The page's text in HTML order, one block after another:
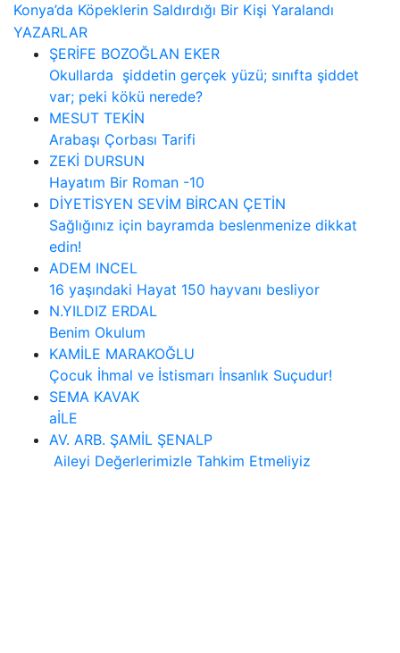
Konya’da Köpeklerin Saldırdığı Bir Kişi Yaralandı
YAZARLAR
ŞERİFE BOZOĞLAN EKER
Okullarda şiddetin gerçek yüzü; sınıfta şiddet
var; peki kökü nerede?
MESUT TEKİN
Arabaşı Çorbası Tarifi
ZEKİ DURSUN
Hayatım Bir Roman -10
DİYETİSYEN SEVİM BİRCAN ÇETİN
Sağlığınız için bayramda beslenmenize dikkat
edin!
ADEM INCEL
16 yaşındaki Hayat 150 hayvanı besliyor
N.YILDIZ ERDAL
Benim Okulum
KAMİLE MARAKOĞLU
Çocuk İhmal ve İstismarı İnsanlık Suçudur!
SEMA KAVAK
aİLE
AV. ARB. ŞAMİL ŞENALP
Aileyi Değerlerimizle Tahkim Etmeliyiz